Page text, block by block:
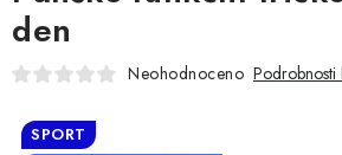
PRO PÁRY
den
Neohodnoceno
SPORT